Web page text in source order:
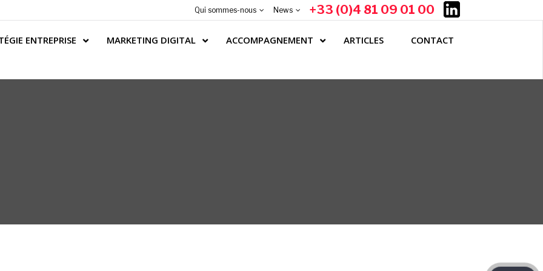
Qui sommes-nous News +33 (0)4 81 09 01 00
ENTREPRISE MARKETING DIGITAL ACCOMPAGNEMENT ARTICLES CONTACT